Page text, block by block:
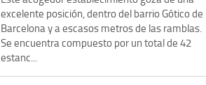
excelente posición, dentro del barrio Gótico de
Barcelona y a escasos metros de las ramblas.
Se encuentra compuesto por un total de 42
estanc...